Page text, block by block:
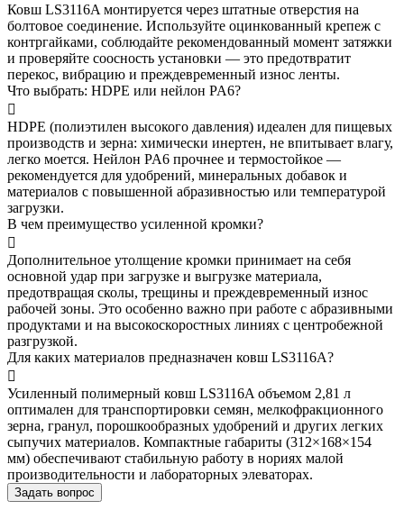
Ковш LS3116A монтируется через штатные отверстия на
болтовое соединение. Используйте оцинкованный крепеж с
контргайками, соблюдайте рекомендованный момент затяжки
и проверяйте соосность установки — это предотвратит
перекос, вибрацию и преждевременный износ ленты.
Что выбрать: HDPE или нейлон PA6?
HDPE (полиэтилен высокого давления) идеален для пищевых
производств и зерна: химически инертен, не впитывает влагу,
легко моется. Нейлон PA6 прочнее и термостойкое —
рекомендуется для удобрений, минеральных добавок и
материалов с повышенной абразивностью или температурой
загрузки.
В чем преимущество усиленной кромки?
Дополнительное утолщение кромки принимает на себя
основной удар при загрузке и выгрузке материала,
предотвращая сколы, трещины и преждевременный износ
рабочей зоны. Это особенно важно при работе с абразивными
продуктами и на высокоскоростных линиях с центробежной
разгрузкой.
Для каких материалов предназначен ковш LS3116A?
Усиленный полимерный ковш LS3116A объемом 2,81 л
оптимален для транспортировки семян, мелкофракционного
зерна, гранул, порошкообразных удобрений и других легких
сыпучих материалов. Компактные габариты (312×168×154
мм) обеспечивают стабильную работу в нориях малой
производительности и лабораторных элеваторах.
Задать вопрос